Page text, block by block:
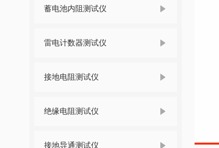
蓄电池内阻测试仪
雷电计数器测试仪
接地电阻测试仪
绝缘电阻测试仪
接地导通测试仪